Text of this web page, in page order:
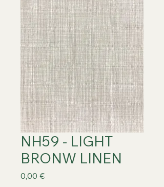
NH59 - LIGHT
BRONW LINEN
0,00 €Prix